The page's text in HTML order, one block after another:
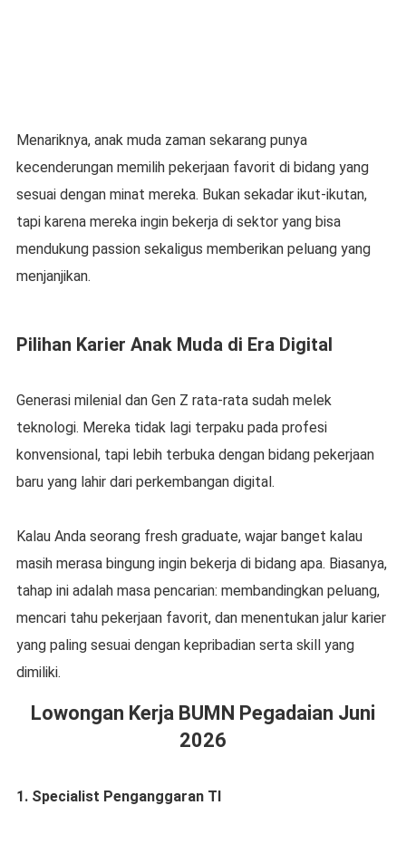
Menariknya, anak muda zaman sekarang punya
kecenderungan memilih pekerjaan favorit di bidang yang
sesuai dengan minat mereka. Bukan sekadar ikut-ikutan,
tapi karena mereka ingin bekerja di sektor yang bisa
mendukung passion sekaligus memberikan peluang yang
menjanjikan.
Pilihan Karier Anak Muda di Era Digital
Generasi milenial dan Gen Z rata-rata sudah melek
teknologi. Mereka tidak lagi terpaku pada profesi
konvensional, tapi lebih terbuka dengan bidang pekerjaan
baru yang lahir dari perkembangan digital.
Kalau Anda seorang fresh graduate, wajar banget kalau
masih merasa bingung ingin bekerja di bidang apa. Biasanya,
tahap ini adalah masa pencarian: membandingkan peluang,
mencari tahu pekerjaan favorit, dan menentukan jalur karier
yang paling sesuai dengan kepribadian serta skill yang
dimiliki.
Lowongan Kerja BUMN Pegadaian Juni
2026
1. Specialist Penganggaran TI